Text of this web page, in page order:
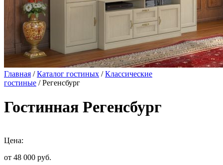
Главная /Каталог гостиных /Классические
гостиные / Регенсбург
Гостинная Регенсбург
Цена:
от 48 000 руб.